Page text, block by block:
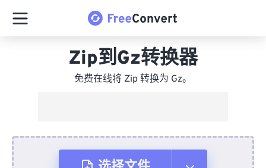
Zip到Gz转换器
免费在线将 Zip 转换为 Gz。